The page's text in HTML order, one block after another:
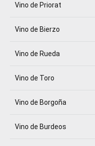
Vino de Priorat
Vino de Bierzo
Vino de Rueda
Vino de Toro
Vino de Borgoña
Vino de Burdeos